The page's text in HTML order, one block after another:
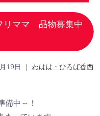
リママ 品物募集中
19日 ｜ わはは・ひろば香西
備中～！